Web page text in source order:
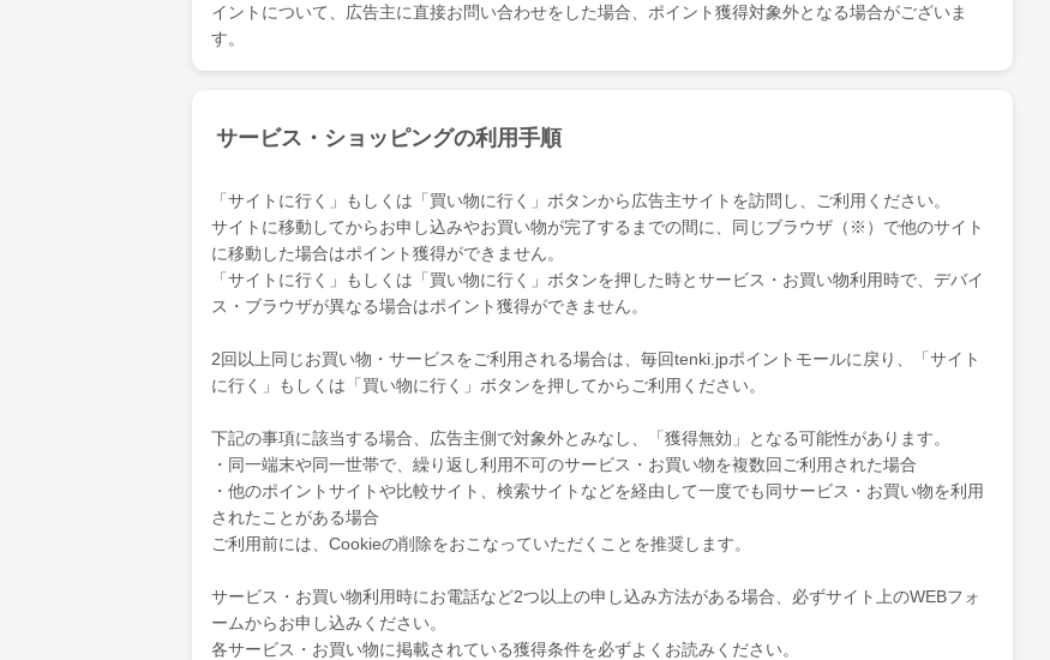
イントについて、広告主に直接お問い合わせをした場合、ポイント獲得対象外となる場合がございま
す。
サービス・ショッピングの利用手順
「サイトに行く」もしくは「買い物に行く」ボタンから広告主サイトを訪問し、ご利用ください。
サイトに移動してからお申し込みやお買い物が完了するまでの間に、同じブラウザ（※）で他のサイト
に移動した場合はポイント獲得ができません。
「サイトに行く」もしくは「買い物に行く」ボタンを押した時とサービス・お買い物利用時で、デバイ
ス・ブラウザが異なる場合はポイント獲得ができません。
2回以上同じお買い物・サービスをご利用される場合は、毎回tenki.jpポイントモールに戻り、「サイト
に行く」もしくは「買い物に行く」ボタンを押してからご利用ください。
下記の事項に該当する場合、広告主側で対象外とみなし、「獲得無効」となる可能性があります。
・同一端末や同一世帯で、繰り返し利用不可のサービス・お買い物を複数回ご利用された場合
・他のポイントサイトや比較サイト、検索サイトなどを経由して一度でも同サービス・お買い物を利用
されたことがある場合
ご利用前には、Cookieの削除をおこなっていただくことを推奨します。
サービス・お買い物利用時にお電話など2つ以上の申し込み方法がある場合、必ずサイト上のWEBフォ
ームからお申し込みください。
各サービス・お買い物に掲載されている獲得条件を必ずよくお読みください。